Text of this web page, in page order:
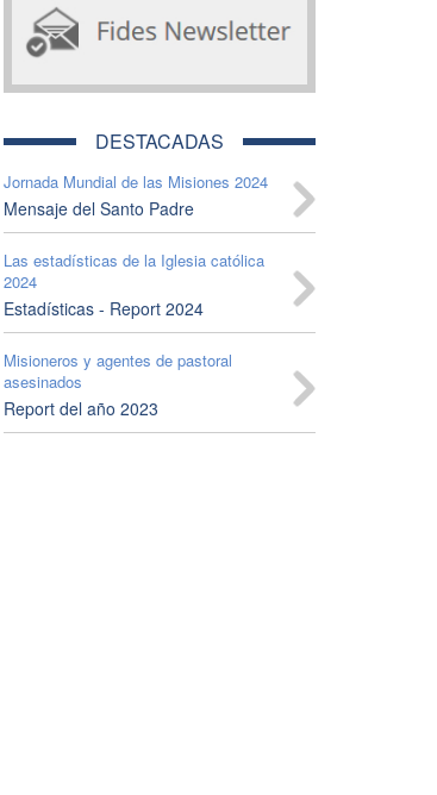
DESTACADAS
Jornada Mundial de las Misiones 2024
Mensaje del Santo Padre
Las estadísticas de la Iglesia católica
2024
Estadísticas - Report 2024
Misioneros y agentes de pastoral
asesinados
Report del año 2023